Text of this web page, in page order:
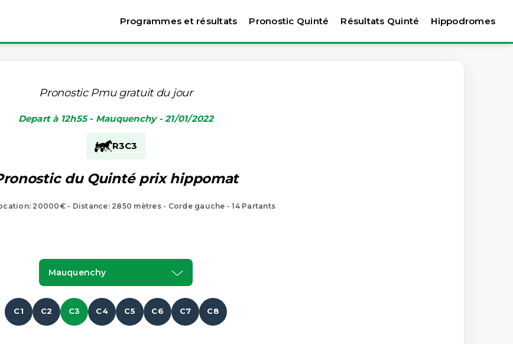
Programmes et résultats Pronostic Quinté Résultats Quinté Hippodromes
Pronostic Pmu gratuit du jour
Depart à 12h55 - Mauquenchy - 21/01/2022
R3C3
du Quinté prix hippomat
20000€ - Distance: 2850 mètres - Corde gauche - 14 Partants
Mauquenchy
C1 C2 C3 C4 C5 C6 C7 C8